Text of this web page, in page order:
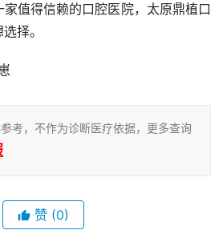
值得信赖的口腔医院，太原鼎植口
择。
考，不作为诊断医疗依据，更多查询
赞 (0)